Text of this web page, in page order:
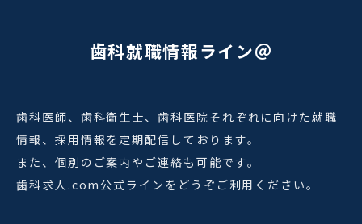
歯科就職情報ライン＠
歯科医師、歯科衛生士、歯科医院それぞれに向けた就職
情報、採用情報を定期配信しております。
また、個別のご案内やご連絡も可能です。
歯科求人.com公式ラインをどうぞご利用ください。